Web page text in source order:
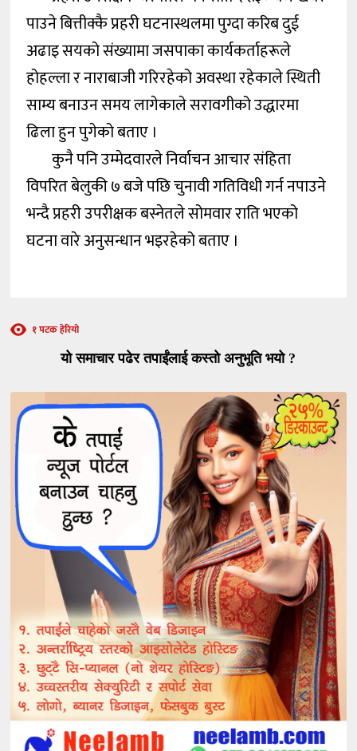
पाउने बित्तीक्कै प्रहरी घटनास्थलमा पुग्दा करिब दुई
अढाइ सयको संख्यामा जसपाका कार्यकर्ताहरूले
होहल्ला र नाराबाजी गरिरहेको अवस्था रहेकाले स्थिती
साम्य बनाउन समय लागेकाले सरावगीको उद्धारमा
ढिला हुन पुगेको बताए ।
कुनै पनि उम्मेदवारले निर्वाचन आचार संहिता
विपरित बेलुकी ७ बजे पछि चुनावी गतिविधी गर्न नपाउने
भन्दै प्रहरी उपरीक्षक बस्नेतले सोमवार राति भएको
घटना वारे अनुसन्धान भइरहेको बताए ।
१ पटक हेरियो
यो समाचार पढेर तपाईंलाई कस्तो अनुभूति भयो ?